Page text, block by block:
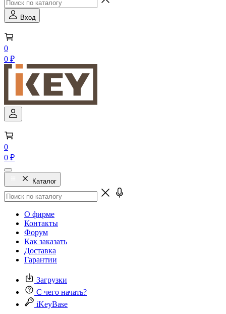
Вход
0
0 ₽
0
0 ₽
Каталог
О фирме
Контакты
Форум
Как заказать
Доставка
Гарантии
Загрузки
С чего начать?
iKeyBase